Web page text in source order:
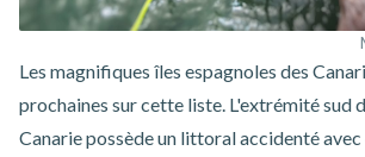
Les magnifiques îles espagnoles des
prochaines sur cette liste. L'extrémité sud
Canarie possède un littoral accidenté avec